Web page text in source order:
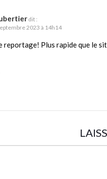
dit :
2023 à 14h14
reportage! Plus rapide que le